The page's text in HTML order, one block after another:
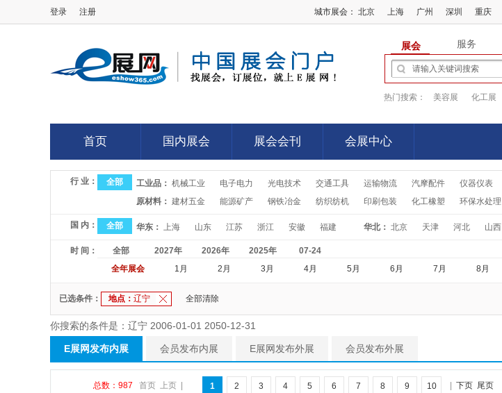
登录 注册 城市展会： 北京 上海 广州 深圳 重庆
展会 服务
热门搜索： 美容展 化工展
首页
首页
国内展会
国内展会
展会会刊
展会会刊
会展中心
会展中心
行 业： 全部 工业品： 机械工业 电子电力 光电技术 交通工具 运输物流 汽摩配件 仪器仪表
原材料： 建材五金 能源矿产 钢铁冶金 纺织纺机 印刷包装 化工橡塑 环保水处理
国 内： 全部 华东： 上海 山东 江苏 浙江 安徽 福建 华北： 北京 天津 河北 山西
时 间： 全部 2027年 2026年 2025年
07-24
全年展会
1月 2月 3月 4月 5月 6月 7月 8月
已选条件： 地点： 辽宁 全部清除
你搜索的条件是：辽宁 2006-01-01 2050-12-31
E展网发布内展 会员发布内展 E展网发布外展 会员发布外展
总数：987 首页 上页 1 2 3 4 5 6 7 8 9 10 下页 尾页